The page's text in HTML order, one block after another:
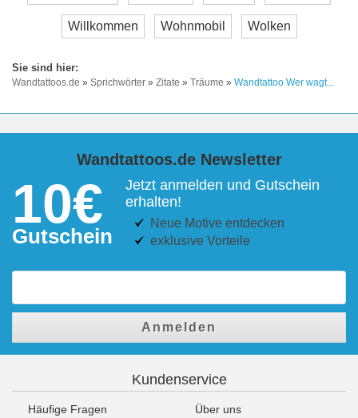
Willkommen Wohnmobil Wolken
Wandtattoos.de » Sprichwörter » Zitate » Träume » Wandtattoo Wer wagt...
Wandtattoos.de Newsletter
10€
Gutschein
Jetzt anmelden und Gutschein
erhalten!
Neue Motive entdecken
exklusive Vorteile
Anmelden
Kundenservice
Häufige Fragen
Über uns